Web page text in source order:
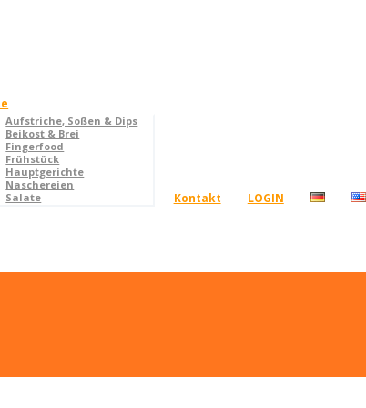
Aufstriche, Soßen & Dips
Beikost & Brei
Fingerfood
Frühstück
Hauptgerichte
Naschereien
Salate
Kontakt LOGIN